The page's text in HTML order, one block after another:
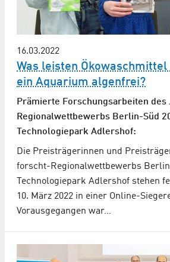
16.03.2022
Was leisten
ein Aquarium algenfrei?
Prämierte Forschungsarbeiten
Regionalwettbewerbs Berlin-Süd
Technologiepark Adlershof:
Die Preisträgerinnen und
forscht-Regionalwettbewerbs
Technologiepark Adlershof stehen
10. März 2022 in einer Online-
Vorausgegangen war…